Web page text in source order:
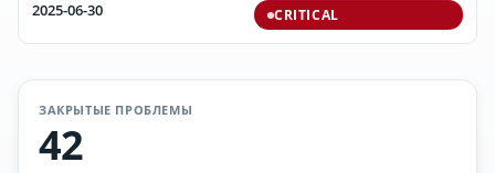
2025-06-30
CRITICAL
ЗАКРЫТЫЕ ПРОБЛЕМЫ
42